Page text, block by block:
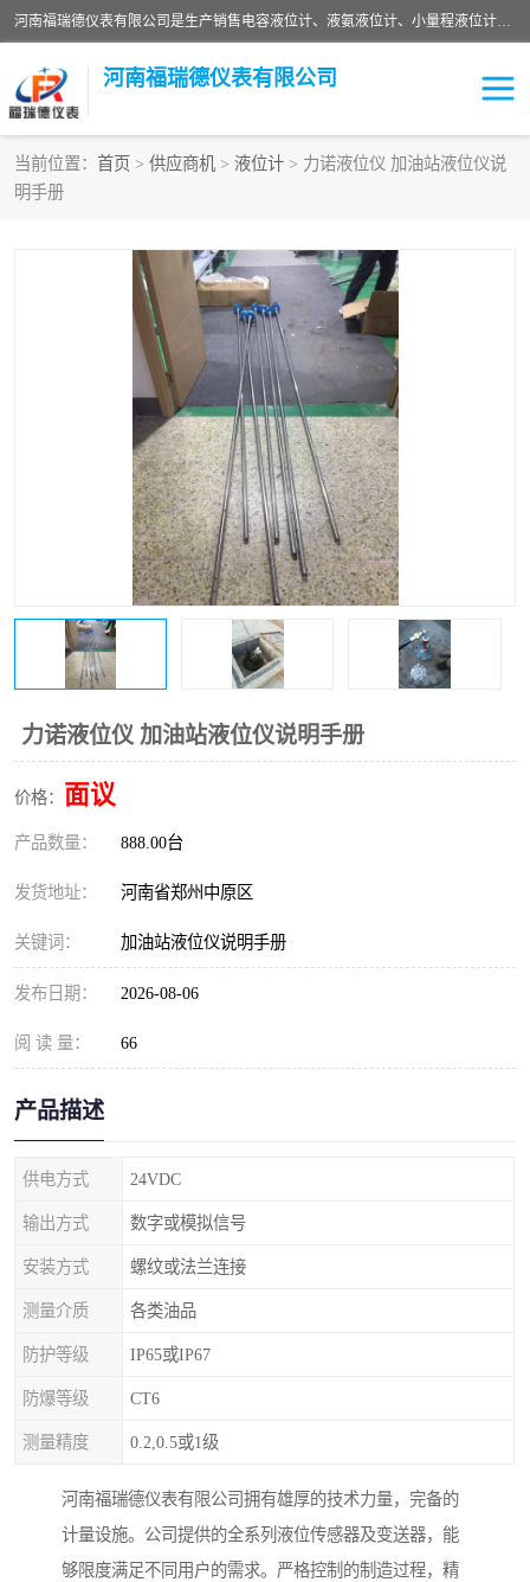
河南福瑞德仪表有限公司是生产销售电容液位计、液氨液位计、小量程液位计定制、智能锅炉水位计、液氮液位计等；并在产品开发、研制的过程中，吸取国内外仪器仪表的技术精华，建立了一支高、精、尖的科研开发队伍，使产品性能不断升级。
河南福瑞德仪表有限公司
当前位置： 首页 > 供应商机 > 液位计 > 力诺液位仪 加油站液位仪说
明手册
力诺液位仪 加油站液位仪说明手册
价格： 面议
产品数量： 888.00台
发货地址： 河南省郑州中原区
关键词： 加油站液位仪说明手册
发布日期： 2026-08-06
阅 读 量： 66
产品描述
供电方式 24VDC
输出方式 数字或模拟信号
安装方式 螺纹或法兰连接
测量介质 各类油品
防护等级 IP65或IP67
防爆等级 CT6
测量精度 0.2,0.5或1级
河南福瑞德仪表有限公司拥有雄厚的技术力量，完备的
计量设施。公司提供的全系列液位传感器及变送器，能
够限度满足不同用户的需求。严格控制的制造过程，精
液位计
流量传感器
液氮液位计
液位计传感器定制
物位计
测漏仪
锅炉水位计
智能锅炉水位计 电容液位计
流量仪表 加油站液位仪